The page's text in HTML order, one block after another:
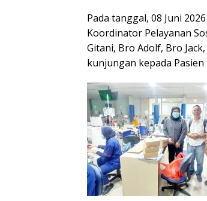
Pada tanggal, 08 Juni
Koordinator Pelayanan
Gitani, Bro Adolf, Bro
kunjungan kepada Pasien